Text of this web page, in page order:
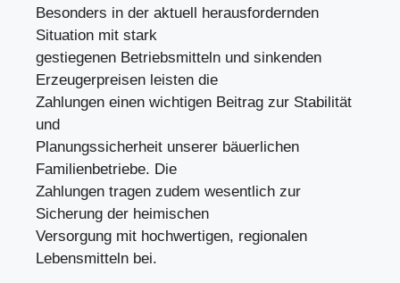
Besonders in der aktuell herausfordernden
Situation mit stark
gestiegenen Betriebsmitteln und sinkenden
Erzeugerpreisen leisten die
Zahlungen einen wichtigen Beitrag zur Stabilität
und
Planungssicherheit unserer bäuerlichen
Familienbetriebe. Die
Zahlungen tragen zudem wesentlich zur
Sicherung der heimischen
Versorgung mit hochwertigen, regionalen
Lebensmitteln bei.